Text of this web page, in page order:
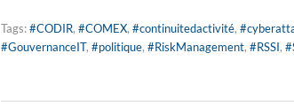
Tags:#CODIR, #COMEX, #continuitedactivité,
#GouvernanceIT, #politique, #RiskManagement, #RSSI,